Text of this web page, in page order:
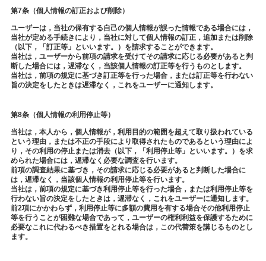
第7条（個人情報の訂正および削除）
ユーザーは，当社の保有する自己の個人情報が誤った情報である場合には，
当社が定める手続きにより，当社に対して個人情報の訂正，追加または削除
（以下，「訂正等」といいます。）を請求することができます。
当社は，ユーザーから前項の請求を受けてその請求に応じる必要があると判
断した場合には，遅滞なく，当該個人情報の訂正等を行うものとします。
当社は，前項の規定に基づき訂正等を行った場合，または訂正等を行わない
旨の決定をしたときは遅滞なく，これをユーザーに通知します。
第8条（個人情報の利用停止等）
当社は，本人から，個人情報が，利用目的の範囲を超えて取り扱われている
という理由，または不正の手段により取得されたものであるという理由によ
り，その利用の停止または消去（以下，「利用停止等」といいます。）を求
められた場合には，遅滞なく必要な調査を行います。
前項の調査結果に基づき，その請求に応じる必要があると判断した場合に
は，遅滞なく，当該個人情報の利用停止等を行います。
当社は，前項の規定に基づき利用停止等を行った場合，または利用停止等を
行わない旨の決定をしたときは，遅滞なく，これをユーザーに通知します。
前2項にかかわらず，利用停止等に多額の費用を有する場合その他利用停止
等を行うことが困難な場合であって，ユーザーの権利利益を保護するために
必要なこれに代わるべき措置をとれる場合は，この代替策を講じるものとし
ます。